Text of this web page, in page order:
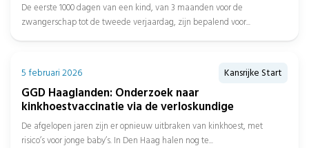
De eerste 1000 dagen van een kind, van 3 maanden voor de
zwangerschap tot de tweede verjaardag, zijn bepalend voor...
5 februari 2026 Kansrijke Start
GGD Haaglanden: Onderzoek naar
kinkhoestvaccinatie via de verloskundige
De afgelopen jaren zijn er opnieuw uitbraken van kinkhoest, met
risico’s voor jonge baby’s. In Den Haag halen nog te...